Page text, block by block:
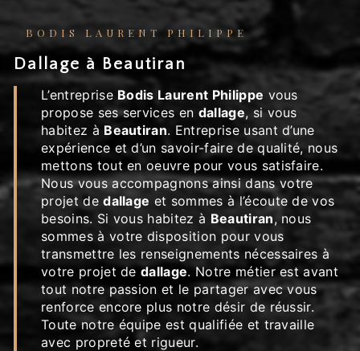
BODIS LAURENT PHILIPPE
dallage à Beautiran
L’entreprise Bodis Laurent Philippe vous
propose ses services en dallage, si vous
habitez à Beautiran. Entreprise usant d’une
expérience et d’un savoir-faire de qualité, nous
mettons tout en oeuvre pour vous satisfaire.
Nous vous accompagnons ainsi dans votre
projet dedallage et sommes à l’écoute de vos
besoins. Si vous habitez à Beautiran, nous
sommes à votre disposition pour vous
transmettre les renseignements nécessaires à
votre projet dedallage. Notre métier est avant
tout notre passion et le partager avec vous
renforce encore plus notre désir de réussir.
Toute notre équipe est qualifiée et travaille
avec propreté et rigueur.